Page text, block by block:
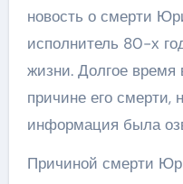
новость о смерти
исполнитель 80-х
жизни. Долгое время
причине его смерти,
информация была
Причиной смерти